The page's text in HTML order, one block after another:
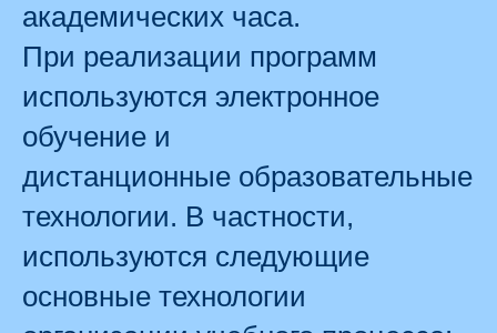
академических часа.
При реализации программ
используются электронное
обучение и
дистанционные образовательные
технологии. В частности,
используются следующие
основные технологии